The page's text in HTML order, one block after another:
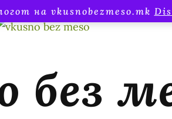
на vkusnobezmeso.mk
без